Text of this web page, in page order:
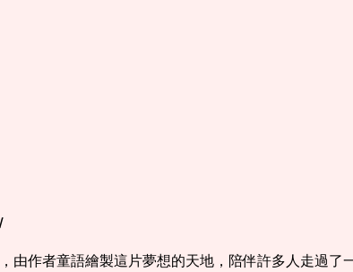
由作者童語繪製這片夢想的天地，陪伴許多人走過